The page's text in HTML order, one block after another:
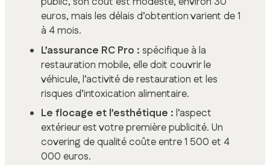
euros, mais les délais d’obtention varient de 1
à 4 mois.
L’assurance RC Pro : spécifique à la
restauration mobile, elle doit couvrir le
véhicule, l’activité de restauration et les
risques d’intoxication alimentaire.
Le flocage et l’esthétique : l’aspect
extérieur est votre première publicité. Un
covering de qualité coûte entre 1 500 et 4
000 euros.